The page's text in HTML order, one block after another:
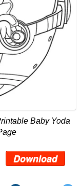
Baby Yoda
Download